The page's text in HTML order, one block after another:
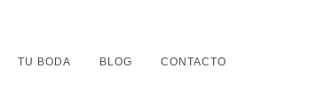
TU BODA BLOG CONTACTO